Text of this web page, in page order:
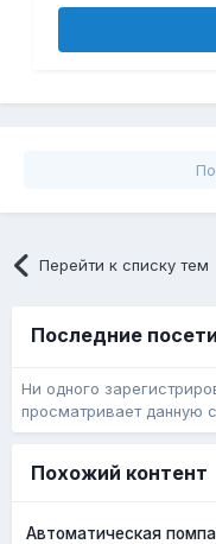
Перейти к списку тем
Последние
Ни одного
просматривает данную
Похожий контент
Автоматическая